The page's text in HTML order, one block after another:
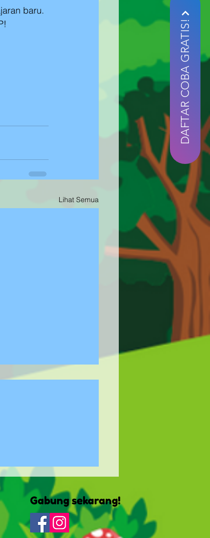
DAFTAR COBA GRATIS!
baru.
Lihat Semua
Gaya Belajar
Gabung sekarang!